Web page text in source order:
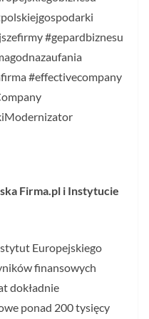
#gepardbiznesu
#effectivecompany
Firma.pl i Instytucie
Europejskiego
finansowych
dokładnie
ponad 200 tysięcy